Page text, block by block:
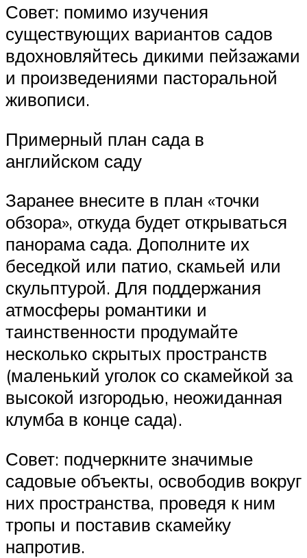
Совет: помимо изучения
существующих вариантов садов
вдохновляйтесь дикими пейзажами
и произведениями пасторальной
живописи.
Примерный план сада в
английском саду
Заранее внесите в план «точки
обзора», откуда будет открываться
панорама сада. Дополните их
беседкой или патио, скамьей или
скульптурой. Для поддержания
атмосферы романтики и
таинственности продумайте
несколько скрытых пространств
(маленький уголок со скамейкой за
высокой изгородью, неожиданная
клумба в конце сада).
Совет: подчеркните значимые
садовые объекты, освободив вокруг
них пространства, проведя к ним
тропы и поставив скамейку
напротив.